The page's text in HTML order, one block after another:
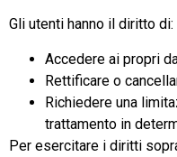
Gli utenti hanno il diritto di:
Accedere ai propri
Rettificare o
Richiedere una
trattamento in
Per esercitare i diritti